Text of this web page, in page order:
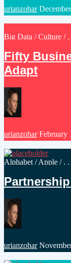
Posted
by
urianzohar
Posted
Big Data /Culture / .
Fifty
Adapt
Posted
by
urianzohar February
Posted
Alphabet /Apple / . .
Posted
by
urianzohar